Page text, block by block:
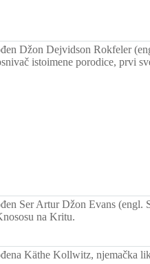
Džon Dejvidson Rokfeler
istoimene porodice, prvi
Ser Artur Džon Evans (engl.
na Kritu.
Käthe Kollwitz, njemačka